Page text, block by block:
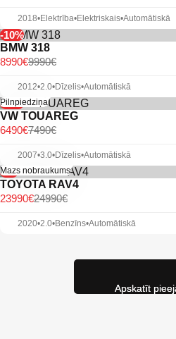
2018•Elektrība•Elektriskais•Automātiskā
-10%
BMW 318
9990€
8990€
2012•2.0•Dīzelis•Automātiskā
-13%
Pilnpiedziņa
VW TOUAREG
7490€
6490€
2007•3.0•Dīzelis•Automātiskā
-4%
Mazs nobraukums
TOYOTA RAV4
24990€
23990€
2020•2.0•Benzīns•Automātiskā